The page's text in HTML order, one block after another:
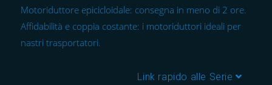
Motoriduttore epicicloidale: consegna in meno di 2 ore.
Affidabilità e coppia costante: i motoriduttori ideali per
nastri trasportatori.
Link rapido alle Serie